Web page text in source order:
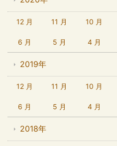
12 月 11 月 10 月
6 月 5 月 4 月
2019年
12 月 11 月 10 月
6 月 5 月 4 月
2018年